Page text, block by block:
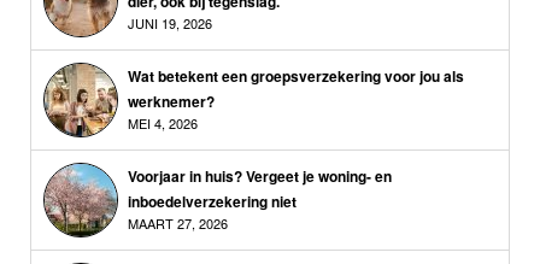
JUNI 19, 2026
Wat betekent een groepsverzekering voor jou als
werknemer?
MEI 4, 2026
Voorjaar in huis? Vergeet je woning- en
inboedelverzekering niet
MAART 27, 2026